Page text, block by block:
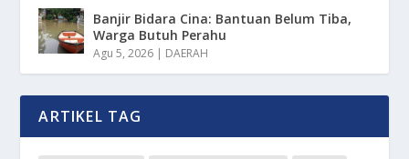
Banjir Bidara Cina: Bantuan Belum Tiba,
Warga Butuh Perahu
Agu 5, 2026 | DAERAH
ARTIKEL TAG